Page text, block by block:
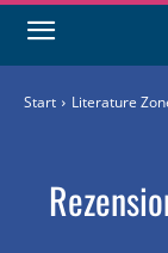
Start Literature